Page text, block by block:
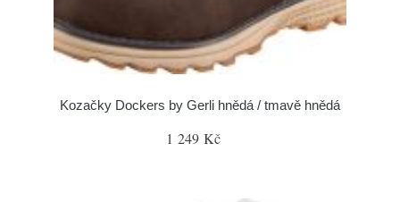
Kozačky Dockers by Gerli hnědá / tmavě hnědá
1 249 Kč